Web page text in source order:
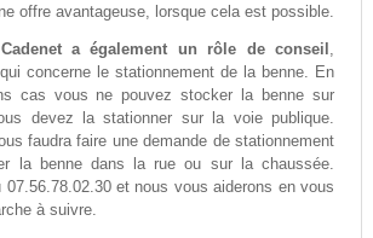
offre avantageuse, lorsque cela est possible.
a également un rôle de conseil ,
concerne le stationnement de la benne. En
cas vous ne pouvez stocker la benne sur
devez la stationner sur la voie publique.
faudra faire une demande de stationnement
la benne dans la rue ou sur la chaussée.
07.56.78.02.30 et nous vous aiderons en vous
à suivre.